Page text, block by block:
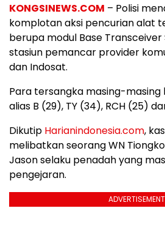
KONGSINEWS.COM – Polisi
komplotan aksi pencurian alat
berupa modul Base
stasiun pemancar provider
dan Indosat.
Para tersangka masing-masing
alias B (29), TY (34), RCH (25)
Dikutip Harianindonesia.com,
melibatkan seorang WN
Jason selaku penadah yang
pengejaran.
ADVERTISEMENT